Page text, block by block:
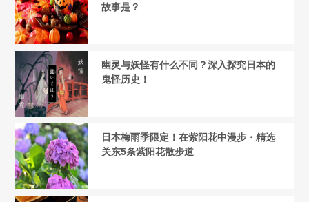
故事是？
幽灵与妖怪有什么不同？深入探究日本的
鬼怪历史！
日本梅雨季限定！在紫阳花中漫步・精选
关东5条紫阳花散步道